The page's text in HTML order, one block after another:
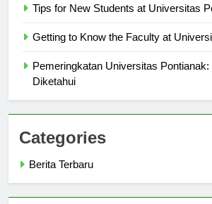
Pemeringkatan Universitas Pontianak:
Categories